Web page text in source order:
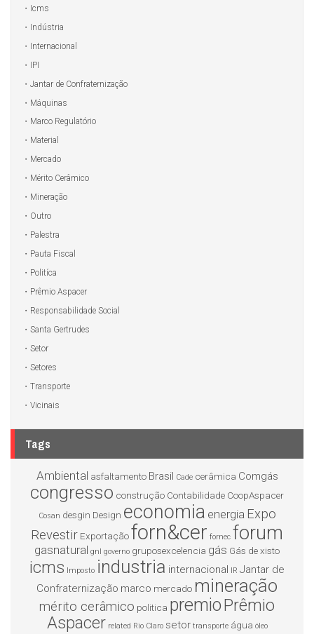
Icms
Indústria
Internacional
IPI
Jantar de Confraternização
Máquinas
Marco Regulatório
Material
Mercado
Mérito Cerâmico
Mineração
Outro
Palestra
Pauta Fiscal
Politíca
Prêmio Aspacer
Responsabilidade Social
Santa Gertrudes
Setor
Setores
Transporte
Vicinais
Tags
Ambiental asfaltamento Brasil Cade cerâmica Comgás
congresso construção Contabilidade CoopAspacer
Cosan desgin Design economia energia Expo
Revestir Exportaçãoforn&cer fornec forum
gasnatural gnl governo gruposexcelencia gás Gás de xisto
icms Imposto industria internacional IR Jantar de
Confraternização marco mercado mineração
mérito cerâmico politica premioPrêmio
Aspacer related Rio Claro setor transporte água óleo